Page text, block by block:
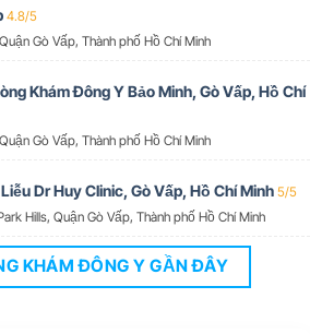
4.8/5
Gò Vấp, Thành phố Hồ Chí Minh
Khám Đông Y Bảo Minh, Gò Vấp, Hồ Chí
Gò Vấp, Thành phố Hồ Chí Minh
Dr Huy Clinic, Gò Vấp, Hồ Chí Minh 5/5
Hills, Quận Gò Vấp, Thành phố Hồ Chí Minh
KHÁM ĐÔNG Y GẦN ĐÂY